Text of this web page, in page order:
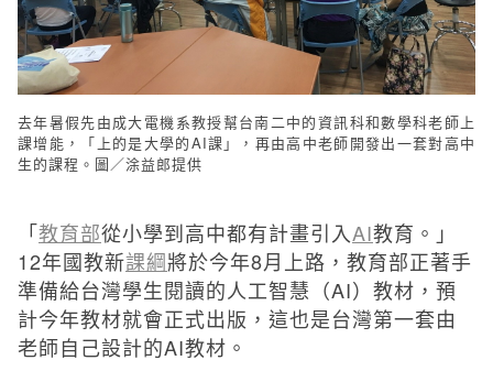
去年暑假先由成大電機系教授幫台南二中的資訊科和數學科老師上
課增能，「上的是大學的AI課」，再由高中老師開發出一套對高中
生的課程。圖／涂益郎提供
「教育部從小學到高中都有計畫引入AI教育。」
12年國教新課綱將於今年8月上路，教育部正著手
準備給台灣學生閱讀的人工智慧（AI）教材，預
計今年教材就會正式出版，這也是台灣第一套由
老師自己設計的AI教材。